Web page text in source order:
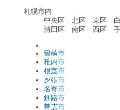
札幌市内
中央区 北区 東区
清田区 南区 西区 手
留萌市
稚内市
根室市
夕張市
名寄市
釧路市
帯広市